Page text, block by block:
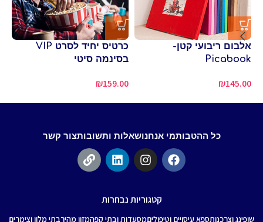
אלבום ריבועי קטן-
Picabook
₪145.00
כרטיס יחיד לסרט VIP
בסינמה סיטי
₪159.00
כל ההטבותמי אנחנושאלות ותשובותצור קשר
קטגוריות נבחרות
שופינג וצרכנותספא עיסויים וטיפוליםמסעדות ובתי קפהמזון מהירבתי מלון וצימרים